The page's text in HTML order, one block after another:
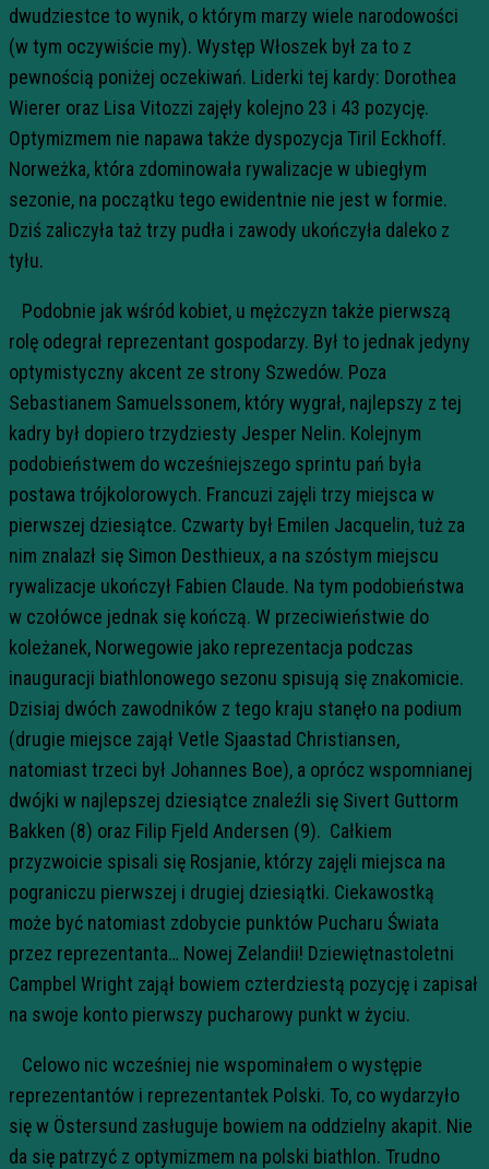
dwudziestce to wynik, o którym marzy wiele narodowości
(w tym oczywiście my). Występ Włoszek był za to z
pewnością poniżej oczekiwań. Liderki tej kardy: Dorothea
Wierer oraz Lisa Vitozzi zajęły kolejno 23 i 43 pozycję.
Optymizmem nie napawa także dyspozycja Tiril Eckhoff.
Norweżka, która zdominowała rywalizacje w ubiegłym
sezonie, na początku tego ewidentnie nie jest w formie.
Dziś zaliczyła taż trzy pudła i zawody ukończyła daleko z
tyłu.
Podobnie jak wśród kobiet, u mężczyzn także pierwszą
rolę odegrał reprezentant gospodarzy. Był to jednak jedyny
optymistyczny akcent ze strony Szwedów. Poza
Sebastianem Samuelssonem, który wygrał, najlepszy z tej
kadry był dopiero trzydziesty Jesper Nelin. Kolejnym
podobieństwem do wcześniejszego sprintu pań była
postawa trójkolorowych. Francuzi zajęli trzy miejsca w
pierwszej dziesiątce. Czwarty był Emilen Jacquelin, tuż za
nim znalazł się Simon Desthieux, a na szóstym miejscu
rywalizacje ukończył Fabien Claude. Na tym podobieństwa
w czołówce jednak się kończą. W przeciwieństwie do
koleżanek, Norwegowie jako reprezentacja podczas
inauguracji biathlonowego sezonu spisują się znakomicie.
Dzisiaj dwóch zawodników z tego kraju stanęło na podium
(drugie miejsce zajął Vetle Sjaastad Christiansen,
natomiast trzeci był Johannes Boe), a oprócz wspomnianej
dwójki w najlepszej dziesiątce znaleźli się Sivert Guttorm
Bakken (8) oraz Filip Fjeld Andersen (9). Całkiem
przyzwoicie spisali się Rosjanie, którzy zajęli miejsca na
pograniczu pierwszej i drugiej dziesiątki. Ciekawostką
może być natomiast zdobycie punktów Pucharu Świata
przez reprezentanta… Nowej Zelandii! Dziewiętnastoletni
Campbel Wright zajął bowiem czterdziestą pozycję i zapisał
na swoje konto pierwszy pucharowy punkt w życiu.
Celowo nic wcześniej nie wspominałem o występie
reprezentantów i reprezentantek Polski. To, co wydarzyło
się w Östersund zasługuje bowiem na oddzielny akapit. Nie
da się patrzyć z optymizmem na polski biathlon. Trudno